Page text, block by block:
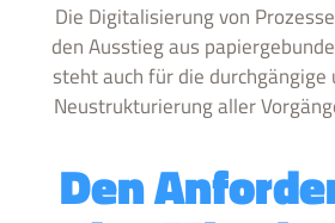
Die Digitalisierung von
den Ausstieg aus
steht auch für die durchgängige
Neustrukturierung aller
Den